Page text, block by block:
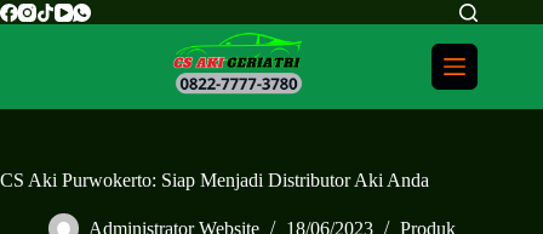
CS Aki Purwokerto: Siap Menjadi Distributor Aki Anda
Administrator Website 18/06/2023 Produk